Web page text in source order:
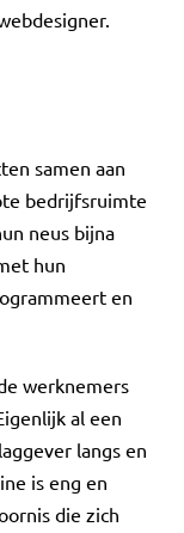
samen aan
bedrijfsruimte
neus bijna
hun
en
werknemers
al een
langs en
is eng en
die zich